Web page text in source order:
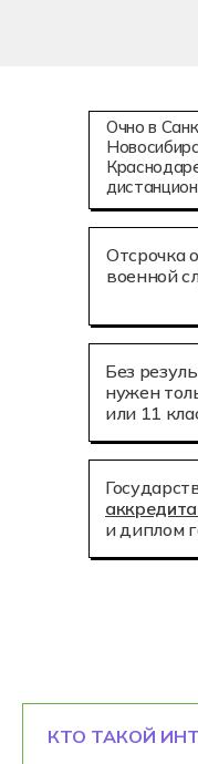
и диплом
Отсрочка
военной
Без
нужен
или 11
Очно в
КТО ТАКОЙ